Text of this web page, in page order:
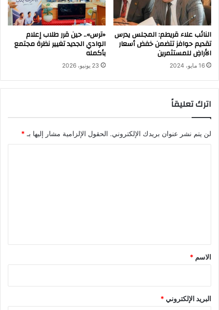
النائب علاء قريطم: المجلس يدرس
تقديم حوافز تتضمن خفض أسعار
الأراضِ للمستثمرين
16 مايو، 2024
«ترس».. حين قرر طلاب إعلام
الوادي الجديد تغيير نظرة مجتمع
بأكمله
23 يونيو، 2026
اترك تعليقاً
لن يتم نشر عنوان بريدك الإلكتروني. الحقول الإلزامية مشار إليها بـ *
*الاسم *
البريد الإلكتروني *